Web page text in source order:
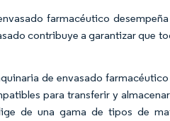
farmacéutico
contribuye a garantizar que
de envasado
para transferir y
de una gama de tipos de